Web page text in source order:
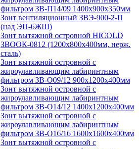
фильтром ЗВ-П14/09 1400х900х350мм
Зонт вентиляционный ЗВЭ-900-2-П
(над ЭП-6ЖШ)
Зонт вытяжной островной HICOLD
ЗВООК-0812 (1200х800x400мм, нерж.
сталь)
Зонт вытяжной островной с
жироулавливающим лабиринтным
фильтром ЗВ-О09/12 900х1200х400мм
Зонт вытяжной островной с
жироулавливающим лабиринтным
фильтром ЗВ-О14/12 1400х1200х400мм
Зонт вытяжной островной с
жироулавливающим лабиринтным
фильтром ЗВ-О16/16 1600х1600х400мм
Зонт вытяжной островной с